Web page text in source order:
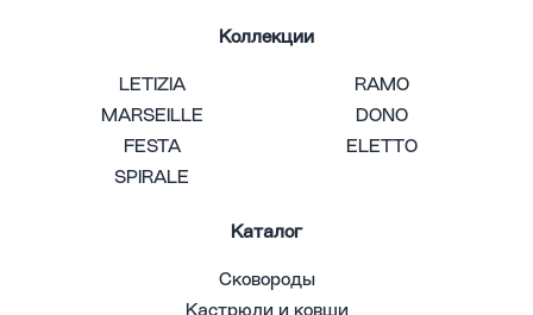
Коллекции
LETIZIA
RAMO
MARSEILLE
DONO
FESTA
ELETTO
SPIRALE
Каталог
Сковороды